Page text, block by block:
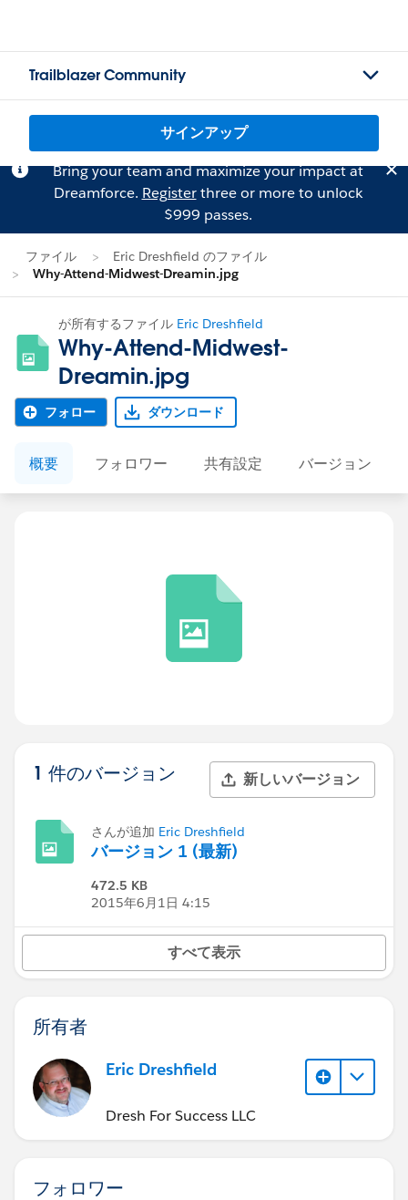
Trailblazer Community
サインアップ
Bring your team and maximize your impact at
Dreamforce. Registerthree or more to unlock
$999 passes.
ファイル
Eric Dreshfield のファイル
Why-Attend-Midwest-Dreamin.jpg
が所有するファイル Eric Dreshfield
Why-Attend-Midwest-
Dreamin.jpg
フォロー ダウンロード
概要 フォロワー 共有設定 バージョン
1 件のバージョン 新しいバージョン
さんが追加 Eric Dreshfield
バージョン 1 (最新)
472.5 KB
2015年6月1日 4:15
すべて表示
所有者
Eric Dreshfield
Dresh For Success LLC
フォロワー